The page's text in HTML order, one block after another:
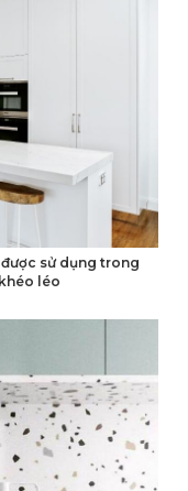
sử dụng trong
léo